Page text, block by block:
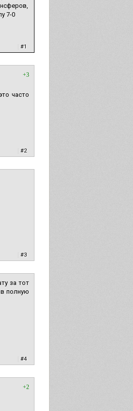
7-0
#1
+3
часто
#2
#3
за тот
полную
#4
+2